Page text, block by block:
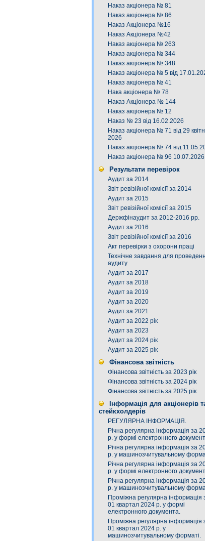
Наказ акціонера № 81
Наказ акціонера № 86
Наказ Акціонера №16
Наказ Акціонера №42
Наказ акціонера № 263
Наказ акціонера № 344
Наказ акціонера № 348
Наказ акціонера № 5 від
Наказ акціонера № 41
Нака акціонера № 78
Наказ Акціонера № 144
Наказ акціонера № 12
Наказ № 23 від 16.02.2026
Наказ акціонера № 71 від 29
2026
Наказ акціонера № 74 від
Наказ акціонера № 96 10.07.2026
Результати перевірок
Аудит за 2014
Звіт ревізійної комісії за 2014
Аудит за 2015
Звіт ревізійної комісії за 2015
Держфінаудит за 2012-2016 рр.
Аудит за 2016
Звіт ревізійної комісії за 2016
Акт перевірки з охорони праці
Технічне завдання для
аудиту
Аудит за 2017
Аудит за 2018
Аудит за 2019
Аудит за 2020
Аудит за 2021
Аудит за 2022 рік
Аудит за 2023
Аудит за 2024 рік
Аудит за 2025 рік
Фінансова звітність
Фінансова звітність за 2023 рік
Фінансова звітність за 2024 рік
Фінансова звітність за 2025 рік
Інформація для акціонерів
стейкхолдерів
РЕГУЛЯРНА ІНФОРМАЦІЯ.
Річна регулярна інформація за
р. у формі електронного
Річна регулярна інформація за
р. у машинозчитувальному
Річна регулярна інформація за
р. у формі електронного
Річна регулярна інформація за
р. у машинозчитувальному
Проміжна регулярна інформація
01 квартал 2024 р. у формі
електронного документа.
Проміжна регулярна інформація
01 квартал 2024 р. у
машинозчитувальному форматі.